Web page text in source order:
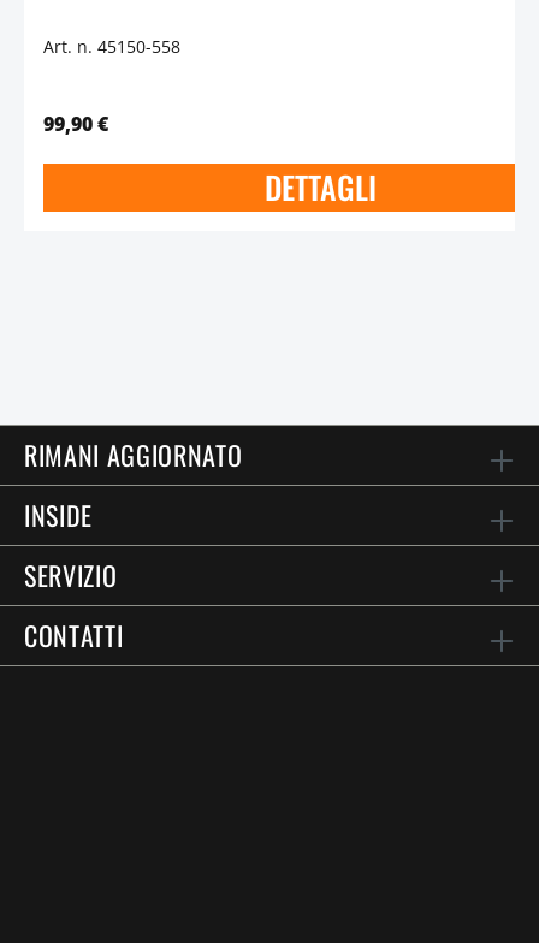
Art. n. 45150-558
99,90 €
DETTAGLI
RIMANI AGGIORNATO
INSIDE
SERVIZIO
CONTATTI